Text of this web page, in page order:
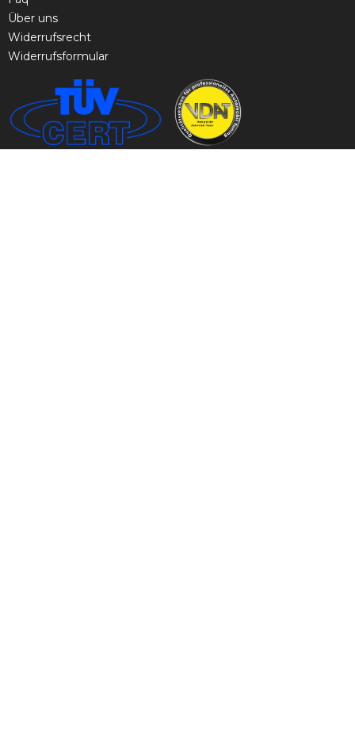
Über uns
Widerrufsrecht
Widerrufsformular